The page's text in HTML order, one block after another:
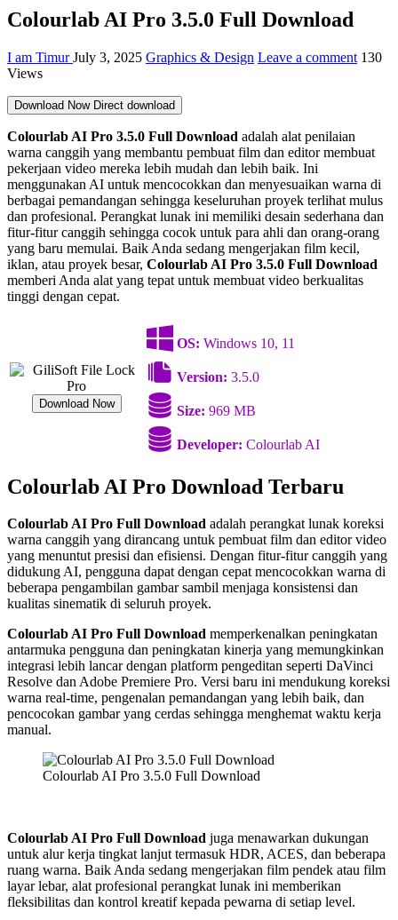
Colourlab AI Pro 3.5.0 Full Download
I am TimurJuly 3, 2025 Graphics & Design Leave a comment 130
Views
Download Now Direct download
Colourlab AI Pro 3.5.0 Full Download adalah alat penilaian
warna canggih yang membantu pembuat film dan editor membuat
pekerjaan video mereka lebih mudah dan lebih baik. Ini
menggunakan AI untuk mencocokkan dan menyesuaikan warna di
berbagai pemandangan sehingga keseluruhan proyek terlihat mulus
dan profesional. Perangkat lunak ini memiliki desain sederhana dan
fitur-fitur canggih sehingga cocok untuk para ahli dan orang-orang
yang baru memulai. Baik Anda sedang mengerjakan film kecil,
iklan, atau proyek besar, Colourlab AI Pro 3.5.0 Full Download
memberi Anda alat yang tepat untuk membuat video berkualitas
tinggi dengan cepat.
Download Now
OS: Windows 10, 11
Version: 3.5.0
Size: 969 MB
Developer: Colourlab AI
Colourlab AI Pro Download Terbaru
Colourlab AI Pro Full Download adalah perangkat lunak koreksi
warna canggih yang dirancang untuk pembuat film dan editor video
yang menuntut presisi dan efisiensi. Dengan fitur-fitur canggih yang
didukung AI, pengguna dapat dengan cepat mencocokkan warna di
beberapa pengambilan gambar sambil menjaga konsistensi dan
kualitas sinematik di seluruh proyek.
Colourlab AI Pro Full Download memperkenalkan peningkatan
antarmuka pengguna dan peningkatan kinerja yang memungkinkan
integrasi lebih lancar dengan platform pengeditan seperti DaVinci
Resolve dan Adobe Premiere Pro. Versi baru ini mendukung koreksi
warna real-time, pengenalan pemandangan yang lebih baik, dan
pencocokan gambar yang cerdas sehingga menghemat waktu kerja
manual.
Colourlab AI Pro 3.5.0 Full Download
Colourlab AI Pro Full Download juga menawarkan dukungan
untuk alur kerja tingkat lanjut termasuk HDR, ACES, dan beberapa
ruang warna. Baik Anda sedang mengerjakan film pendek atau film
layar lebar, alat profesional perangkat lunak ini memberikan
fleksibilitas dan kontrol kreatif kepada pewarna di setiap level.